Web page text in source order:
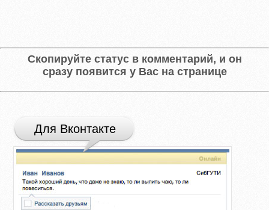
Скопируйте статус в комментарий, и он
сразу появится у Вас на странице
Для Вконтакте